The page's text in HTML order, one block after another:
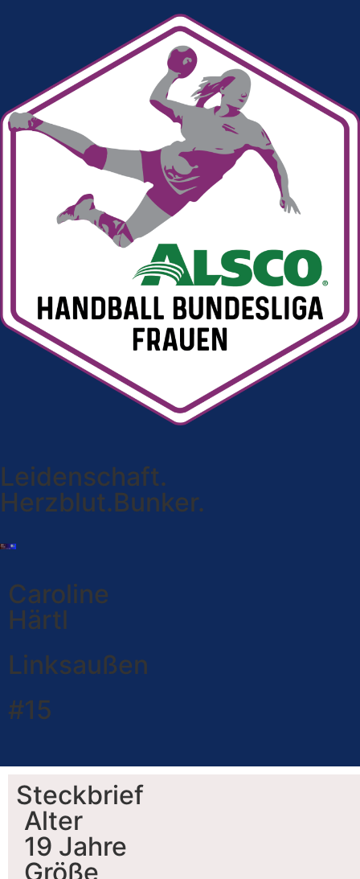
Leidenschaft.
Herzblut.Bunker.
Caroline
Härtl
Linksaußen
#15
Steckbrief
Alter
19 Jahre
Größe